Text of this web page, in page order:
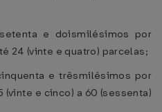
e doismilésimos por
24 (vinte e quatro) parcelas;
e trêsmilésimos por
e cinco) a 60 (sessenta)